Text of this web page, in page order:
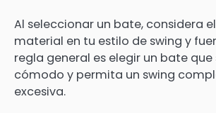
Al seleccionar un bate, considera
material en tu estilo de swing y
regla general es elegir un bate que
cómodo y permita un swing
excesiva.